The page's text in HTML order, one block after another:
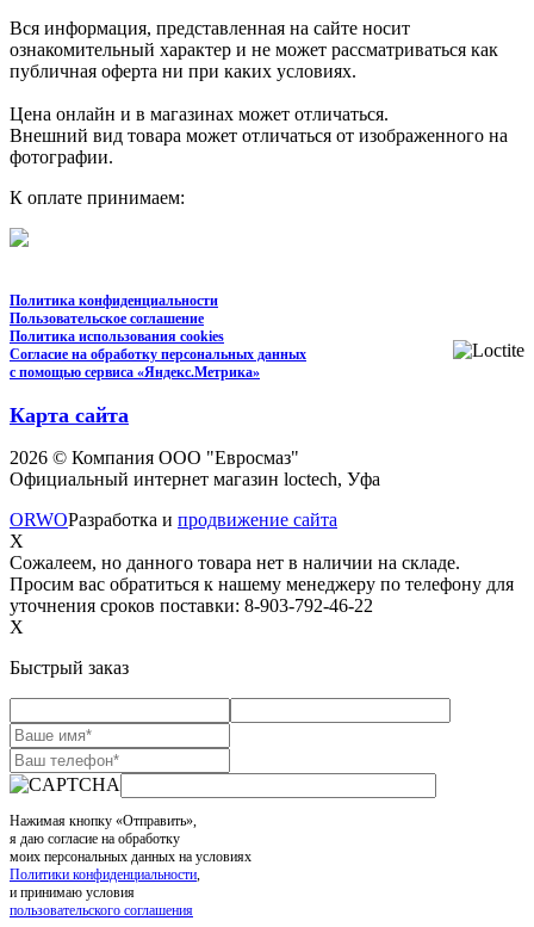
Вся информация, представленная на сайте носит
ознакомительный характер и не может рассматриваться как
публичная оферта ни при каких условиях.
Цена онлайн и в магазинах может отличаться.
Внешний вид товара может отличаться от изображенного на
фотографии.
К оплате принимаем:
Политика конфиденциальности
Пользовательское соглашение
Политика использования cookies
Согласие на обработку персональных данных
с помощью сервиса «Яндекс.Метрика»
Карта сайта
2026 © Компания ООО "Евросмаз"
Официальный интернет магазин loctech, Уфа
ORWOРазработка и продвижение сайта
X
Сожалеем, но данного товара нет в наличии на складе.
Просим вас обратиться к нашему менеджеру по телефону для
уточнения сроков поставки: 8-903-792-46-22
X
Быстрый заказ
Нажимая кнопку «Отправить»,
я даю согласие на обработку
моих персональных данных на условиях
Политики конфиденциальности,
и принимаю условия
пользовательского соглашения